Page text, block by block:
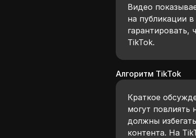
Видео
на публикации
гарантировать,
TikTok.
Алгоритм TikTok
Краткое
могут повлиять
должны
контента. На